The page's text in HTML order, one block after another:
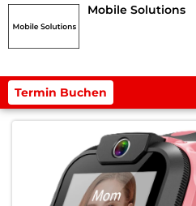
Mobile Solutions
Termin Buchen